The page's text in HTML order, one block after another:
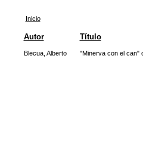
Inicio
Autor Título
Blecua, Alberto "Minerva con el can"